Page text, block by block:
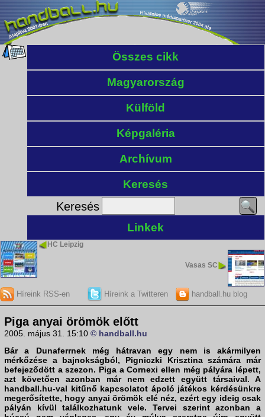
Összes cikk
Magyarország
Külföld
Képgaléria
Archívum
Keresés
Keresés
Linkek
HC Leipzig
Vasas SC
Híreink RSS-en Híreink a Twitteren handball.hu blog
Piga anyai örömök előtt
2005. május 31. 15:10 © handball.hu
Bár a Dunaferrnek még hátravan egy nem is akármilyen
mérkőzése a bajnokságból, Pigniczki Krisztinaszámára már
befejeződött a szezon. Piga a Cornexi ellen még pályára lépett,
azt követően azonban már nem edzett együtt társaival. A
handball.hu-val kitűnő kapcsolatot ápoló játékos kérdésünkre
megerősítette, hogy anyai örömök elé néz, ezért egy ideig csak
pályán kívül találkozhatunk vele. Tervei szerint azonban a